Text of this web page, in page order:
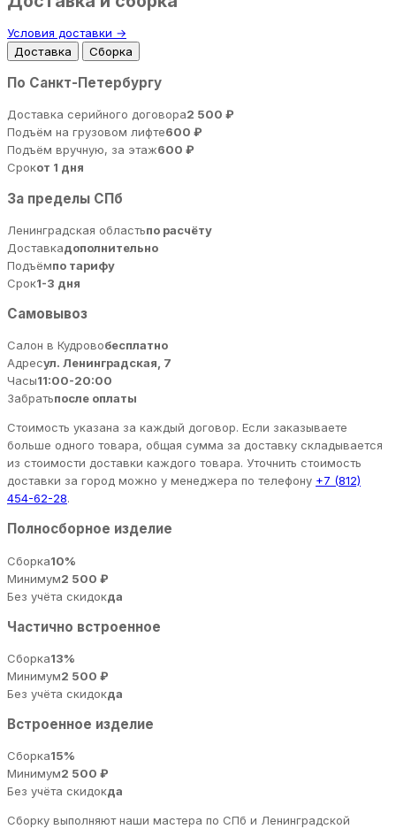
Условия доставки →
Доставка
Сборка
По Санкт-Петербургу
Доставка серийного договора2 500 ₽
Подъём на грузовом лифте600 ₽
Подъём вручную, за этаж600 ₽
Срокот 1 дня
За пределы СПб
Ленинградская областьпо расчёту
Доставкадополнительно
Подъёмпо тарифу
Срок1-3 дня
Самовывоз
Салон в Кудровобесплатно
Адресул. Ленинградская, 7
Часы11:00-20:00
Забратьпосле оплаты
Стоимость указана за каждый договор. Если заказываете
больше одного товара, общая сумма за доставку складывается
из стоимости доставки каждого товара. Уточнить стоимость
доставки за город можно у менеджера по телефону +7 (812)
454-62-28.
Полносборное изделие
Сборка10%
Минимум2 500 ₽
Без учёта скидокда
Частично встроенное
Сборка13%
Минимум2 500 ₽
Без учёта скидокда
Встроенное изделие
Сборка15%
Минимум2 500 ₽
Без учёта скидокда
Сборку выполняют наши мастера по СПб и Ленинградской